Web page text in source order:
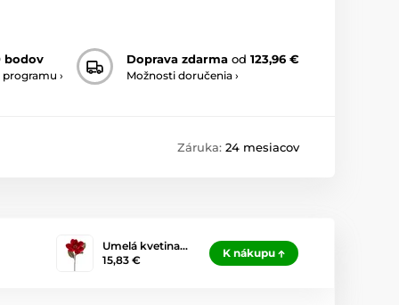
bodov
›
Doprava zdarma od 123,96 €
Možnosti doručenia ›
Záruka: 24 mesiacov
Umelá kvetina…
15,83 €
K nákupu